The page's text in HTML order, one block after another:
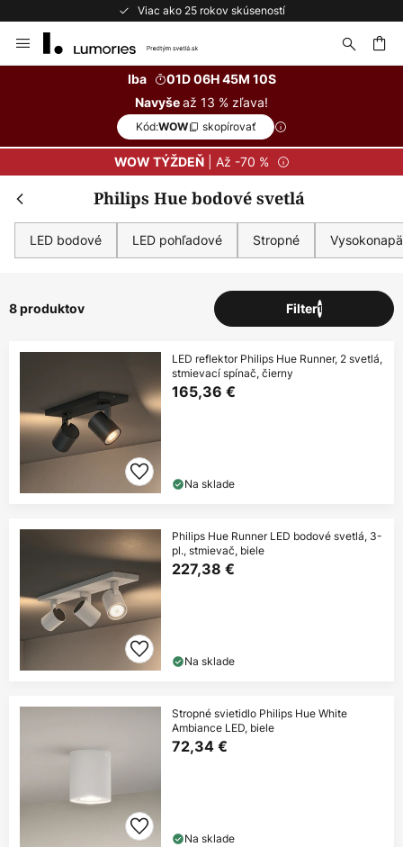
Viac ako 25 rokov skúseností
to
Iba
01D 06H 45M 10S
Navyšeaž 13 % zľava!
Kód:WOW skopírovať
WOW TÝŽDEŇ| Až -70 %
Philips Hue bodové svetlá
LED bodové LED pohľadové Stropné
8 produktov Filter1
LED reflektor Philips Hue Runner, 2 svetlá,
stmievací spínač, čierny
165,36 €
Na sklade
Philips Hue Runner LED bodové svetlá, 3-
pl., stmievač, biele
227,38 €
Na sklade
Stropné svietidlo Philips Hue White
Ambiance LED, biele
72,34 €
Na sklade